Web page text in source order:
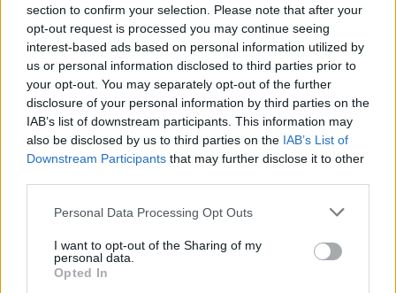
section to confirm your selection. Please note that after your
opt-out request is processed you may continue seeing
interest-based ads based on personal information utilized by
us or personal information disclosed to third parties prior to
your opt-out. You may separately opt-out of the further
disclosure of your personal information by third parties on the
IAB’s list of downstream participants. This information may
also be disclosed by us to third parties on the IAB’s List of
Downstream Participants that may further disclose it to other
Please note that this website/app uses one or more Google
not limited to your visit or usage behaviour. You may click to
grant or deny consent to Google and its third-party tags to
use your data for below specified purposes in below Google
Personal Data Processing Opt Outs
I want to opt-out of the Sharing of my
personal data.
Opted In
évad vissza tudja majd csábítani az elkedvetlenített
rajongókat?
SMASH by Meló-Diák: Homok, zene és a nyár legjobb
hangulata – Jön a második forduló! (X)
Július végén folytatódik a balatoni strandröplabda-
sorozat.
#netflix #the witcher #vaják
#joey batey
#jaskier
#folytatás